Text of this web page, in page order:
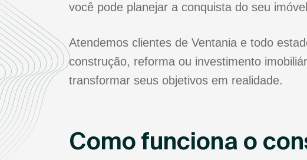
você pode planejar a conquista do seu
Atendemos clientes de Ventania e todo
construção, reforma ou investimento
transformar seus objetivos em realidade.
Como funciona o